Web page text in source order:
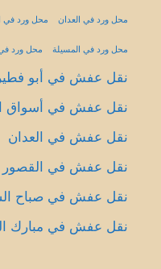
محل ورد في العدان محل ورد في
محل ورد في المسيلة محل ورد
نقل عفش في أبو
نقل عفش في أسواق
نقل عفش في العدان
نقل عفش في القصور
نقل عفش في صباح
نقل عفش في مبارك